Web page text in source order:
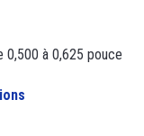
0,500 à 0,625 pouce